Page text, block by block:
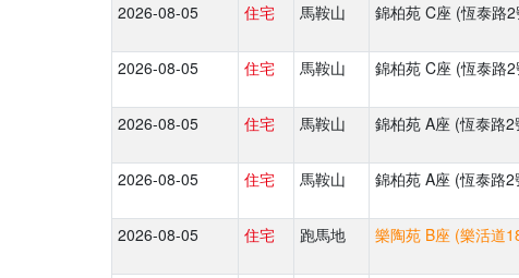
2026-08-05 住宅 馬鞍山 錦柏苑 C座 (恆泰路2
2026-08-05 住宅 馬鞍山 錦柏苑 C座 (恆泰路2
2026-08-05 住宅 馬鞍山 錦柏苑 A座 (恆泰路2
2026-08-05 住宅 馬鞍山 錦柏苑 A座 (恆泰路2
2026-08-05 住宅 跑馬地 樂陶苑 B座 (樂活道